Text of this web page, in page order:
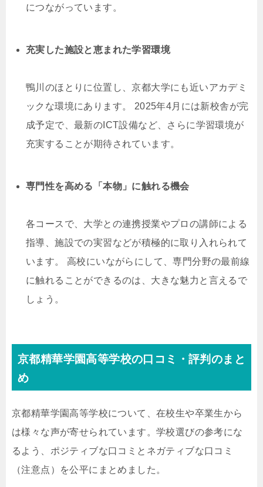
につながっています。
充実した施設と恵まれた学習環境
鴨川のほとりに位置し、京都大学にも近いアカデミ
ックな環境にあります。 2025年4月には新校舎が完
成予定で、最新のICT設備など、さらに学習環境が
充実することが期待されています。
専門性を高める「本物」に触れる機会
各コースで、大学との連携授業やプロの講師による
指導、施設での実習などが積極的に取り入れられて
います。 高校にいながらにして、専門分野の最前線
に触れることができるのは、大きな魅力と言えるで
しょう。
京都精華学園高等学校の口コミ・評判のまと
め
京都精華学園高等学校について、在校生や卒業生から
は様々な声が寄せられています。学校選びの参考にな
るよう、ポジティブな口コミとネガティブな口コミ
（注意点）を公平にまとめました。